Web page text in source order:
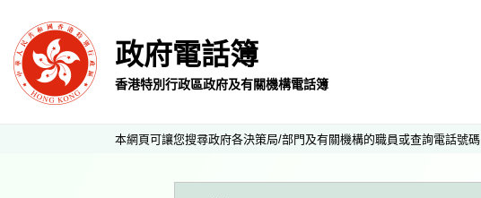
政府電話簿
香港特別行政區政府及有關機構電話簿
本網頁可讓您搜尋政府各決策局/部門及有關機構的職員或查詢電話號碼